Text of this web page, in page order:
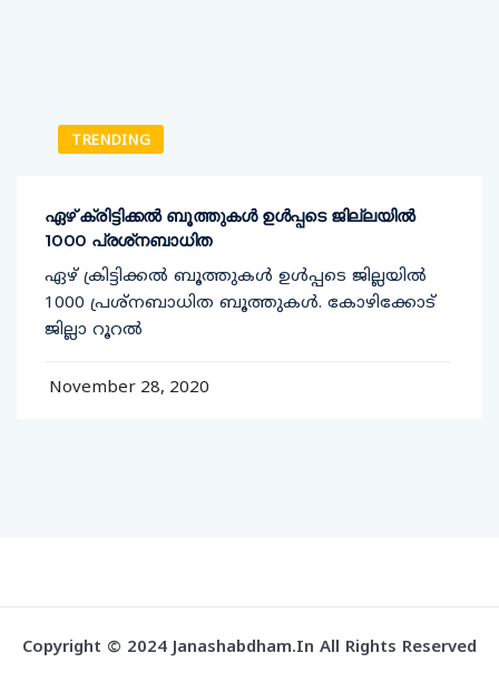
TRENDING
ഏഴ് ക്രിട്ടിക്കല്‍ ബൂത്തുകള്‍ ഉള്‍പ്പടെ ജില്ലയില്‍
1000 പ്രശ്‌നബാധിത
ഏഴ് ക്രിട്ടിക്കല്‍ ബൂത്തുകള്‍ ഉള്‍പ്പടെ ജില്ലയില്‍
1000 പ്രശ്‌നബാധിത ബൂത്തുകള്‍. കോഴിക്കോട്
ജില്ലാ റൂറല്‍
November 28, 2020
Copyright © 2024 Janashabdham.in All Rights Reserved